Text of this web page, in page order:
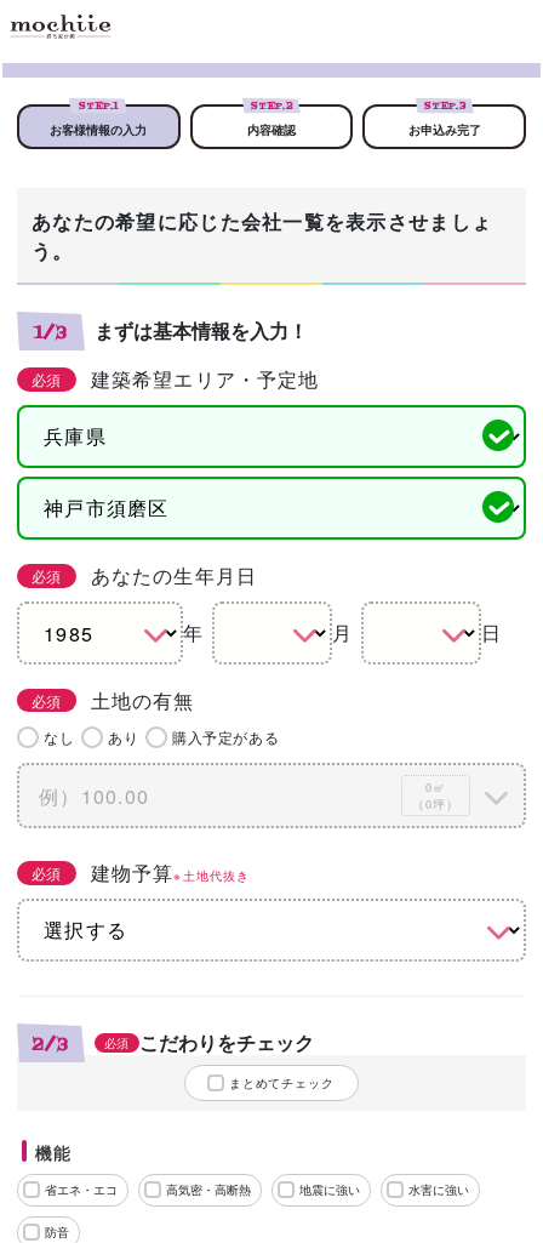
STEP.1
お客様情報の入力
STEP.2
内容確認
STEP.3
お申込み完了
あなたの希望に応じた会社一覧を表示させましょ
う。
1/3 まずは基本情報を入力！
必須 建築希望エリア・予定地
必須 あなたの生年月日
年 月 日
必須 土地の有無
なし あり 購入予定がある
0㎡
（0坪）
必須 建物予算※土地代抜き
2/3 必須 こだわりをチェック
まとめてチェック
機能
省エネ・エコ 高気密・高断熱 地震に強い 水害に強い
防音